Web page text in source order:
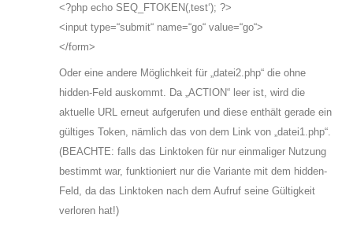
<?php echo SEQ_FTOKEN(‚test‘); ?>
<input type=“submit“ name=“go“ value=“go“>
</form>
Oder eine andere Möglichkeit für „datei2.php“ die ohne
hidden-Feld auskommt. Da „ACTION“ leer ist, wird die
aktuelle URL erneut aufgerufen und diese enthält gerade ein
gültiges Token, nämlich das von dem Link von „datei1.php“.
(BEACHTE: falls das Linktoken für nur einmaliger Nutzung
bestimmt war, funktioniert nur die Variante mit dem hidden-
Feld, da das Linktoken nach dem Aufruf seine Gültigkeit
verloren hat!)